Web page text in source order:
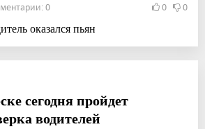
0 0 0
оказался пьян
сегодня пройдет
водителей